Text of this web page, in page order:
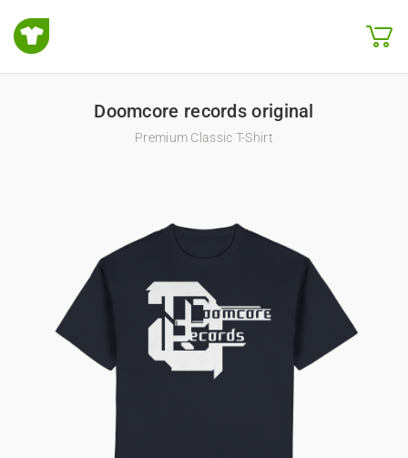
Doomcore records original
Premium Classic T-Shirt